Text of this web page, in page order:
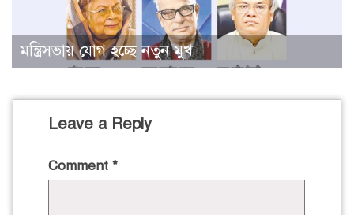
মন্ত্রিসভায় যোগ হচ্ছে নতুন মুখ
Leave a Reply
Comment *